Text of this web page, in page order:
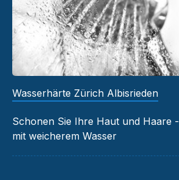
Wasserhärte Zürich Albisrieden
Schonen Sie Ihre Haut und Haare -
mit weicherem Wasser